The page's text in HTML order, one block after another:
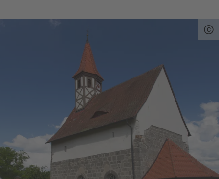
Dorfkirchen der Oberpfalz.
gemeinsam genutzt. Heute ist sie evangelisch.
Sie liegt an der Route 6 des
Simultankirchen-Radweges
Weitere Informationen unter:
www.theisseil.de.
destination.one , zuletzt geändert am 14.05.2024